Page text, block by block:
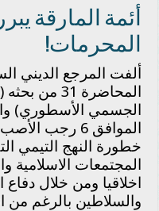
أئمة المارقة
المحرمات!
ألفت المرجع الديني
المحاضرة
الجسمي الأسطوري)
خطورة النهج التيمي
المجتمعات
اخلاقيا ومن خلال دفاع
والسلاطين بالرغم من